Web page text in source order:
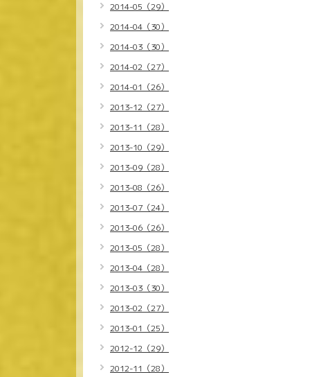
2014-05（29）
2014-04（30）
2014-03（30）
2014-02（27）
2014-01（26）
2013-12（27）
2013-11（28）
2013-10（29）
2013-09（28）
2013-08（26）
2013-07（24）
2013-06（26）
2013-05（28）
2013-04（28）
2013-03（30）
2013-02（27）
2013-01（25）
2012-12（29）
2012-11（28）